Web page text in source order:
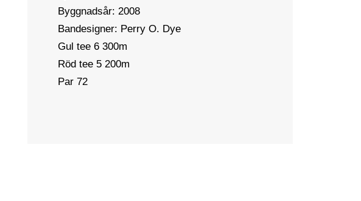
Byggnadsår: 2008
Bandesigner: Perry O. Dye
Gul tee 6 300m
Röd tee 5 200m
Par 72